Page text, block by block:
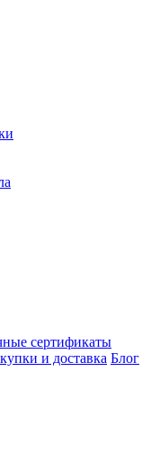
сертификаты
и доставка Блог